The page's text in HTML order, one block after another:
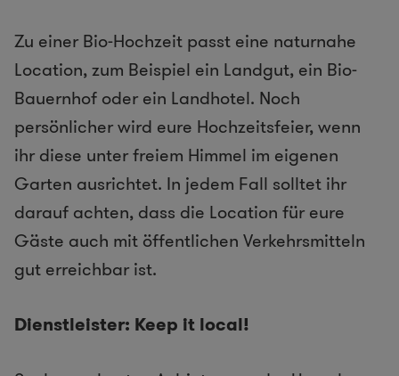
Zu einer Bio-Hochzeit passt eine naturnahe
Location, zum Beispiel ein Landgut, ein Bio-
Bauernhof oder ein Landhotel. Noch
persönlicher wird eure Hochzeitsfeier, wenn
ihr diese unter freiem Himmel im eigenen
Garten ausrichtet. In jedem Fall solltet ihr
darauf achten, dass die Location für eure
Gäste auch mit öffentlichen Verkehrsmitteln
gut erreichbar ist.
Dienstleister: Keep it local!